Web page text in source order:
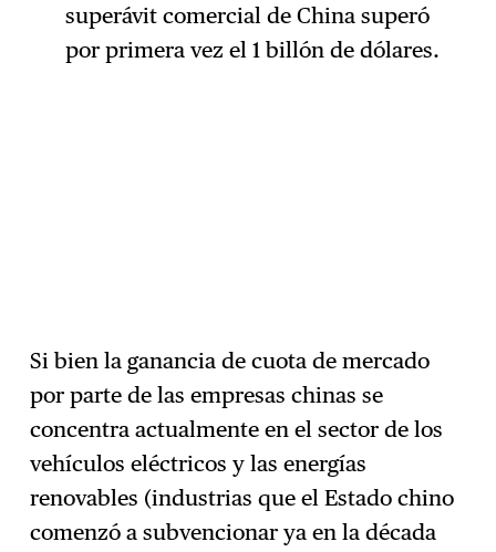
superávit comercial de China superó
por primera vez el 1 billón de dólares.
Si bien la ganancia de cuota de mercado
por parte de las empresas chinas se
concentra actualmente en el sector de los
vehículos eléctricos y las energías
renovables (industrias que el Estado chino
comenzó a subvencionar ya en la década